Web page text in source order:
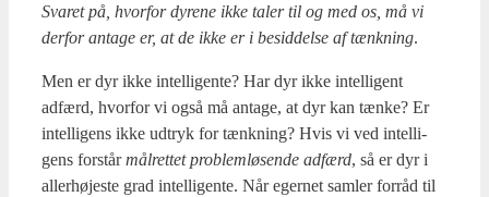
Sva­ret på, hvor­for dyre­ne ikke taler til og med os, må vi
der­for anta­ge er, at de ikke er i besid­del­se af tænk­ning.
Men er dyr ikke intel­li­gen­te? Har dyr ikke intel­li­gent
adfærd, hvor­for vi også må anta­ge, at dyr kan tæn­ke? Er
intel­li­gens ikke udtryk for tænk­ning? Hvis vi ved intel­li­
gens for­stårmål­ret­tet pro­blem­lø­sen­de adfærd, så er dyr i
aller­hø­je­ste grad intel­li­gen­te. Når eger­net sam­ler for­råd til